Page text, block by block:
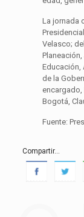
La jornada
Velasco;
Educación,
de la
encargado,
Bogotá,
Fuente:
Compartir...